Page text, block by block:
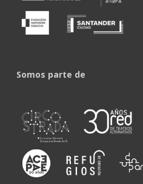
Somos parte de